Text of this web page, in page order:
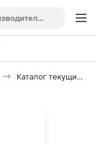
Каталог текущих цен в строительстве (КТЦ)